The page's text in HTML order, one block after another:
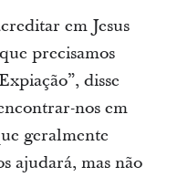
em Jesus
precisamos
disse
nos em
geralmente
ajudará, mas não